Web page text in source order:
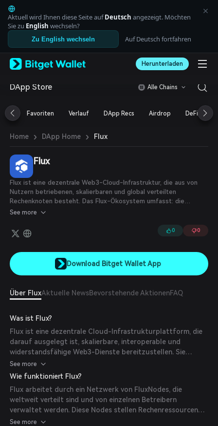
English
日本語
Tiếng Việt
Русский
Español (Latinoamérica)
Italiano
Deutsch
繁體中文
Português (Portugal)
ภาษาไทย
العربية
हिन्दी
Español
Português (Brasil)
Español (Argentina)
Aktuell wird Ihnen diese Seite aufDeutsch angezeigt. Möchten
Sie zu English wechseln?
Zu English wechseln Auf Deutsch fortfahren
Herunterladen
DApp Store Alle Chains
Favoriten Verlauf DApp Recs Airdrop DeFi
Home › DApp Home › Flux
Flux
Flux ist eine dezentrale Web3-Cloud-Infrastruktur, die aus von
Nutzern betriebenen, skalierbaren und global verteilten
Rechenknoten besteht. Das Flux-Ökosystem umfasst: die
dezentrale Infrastruktur der Fluxnodes, das FluxOS-Cloud-
Wallet und Blockchain-App-Suite sowie die Flux-Blockchain für
On-Chain-Governance, Ökonomie und parallele Assets, um
ermöglichen.
See more
0 0
Download Bitget Wallet App
Über FluxAktuelle NewsBevorstehende AktionenFAQ
Was ist Flux?
Flux ist eine dezentrale Cloud-Infrastrukturplattform, die
darauf ausgelegt ist, skalierbare, interoperable und
widerstandsfähige Web3-Dienste bereitzustellen. Sie
ermöglicht es Nutzern, dezentrale Anwendungen (DApps)
über ein globales Netzwerk von FluxNodes zu deployen und
basiertes Cloud-Betriebssystem, sowie die Flux-Blockchain,
die On-Chain-Governance, Ökonomie und Interoperabilität
mit anderen Blockchains durch parallele Assets unterstützt.
See more
Wie funktioniert Flux?
Flux arbeitet durch ein Netzwerk von FluxNodes, die
weltweit verteilt sind und von einzelnen Betreibern
verwaltet werden. Diese Nodes stellen Rechenressourcen
für das Deployen und Betreiben von DApps bereit. FluxOS
See more